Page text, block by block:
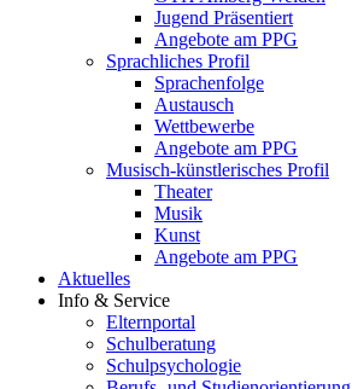
Jugend Präsentiert
Angebote am PPG
Sprachliches Profil
Sprachenfolge
Austausch
Wettbewerbe
Angebote am PPG
Musisch-künstlerisches Profil
Theater
Musik
Kunst
Angebote am PPG
Aktuelles
Info & Service
Elternportal
Schulberatung
Schulpsychologie